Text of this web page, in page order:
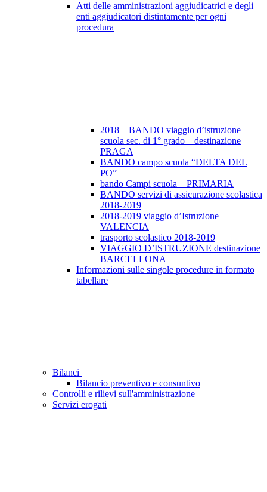
Atti delle amministrazioni aggiudicatrici e degli
enti aggiudicatori distintamente per ogni
procedura
2018 – BANDO viaggio d’istruzione
scuola sec. di 1° grado – destinazione
PRAGA
BANDO campo scuola “DELTA DEL
PO”
bando Campi scuola – PRIMARIA
BANDO servizi di assicurazione scolastica
2018-2019
2018-2019 viaggio d’Istruzione
VALENCIA
trasporto scolastico 2018-2019
VIAGGIO D’ISTRUZIONE destinazione
BARCELLONA
Informazioni sulle singole procedure in formato
tabellare
Bilanci
Bilancio preventivo e consuntivo
Controlli e rilievi sull'amministrazione
Servizi erogati